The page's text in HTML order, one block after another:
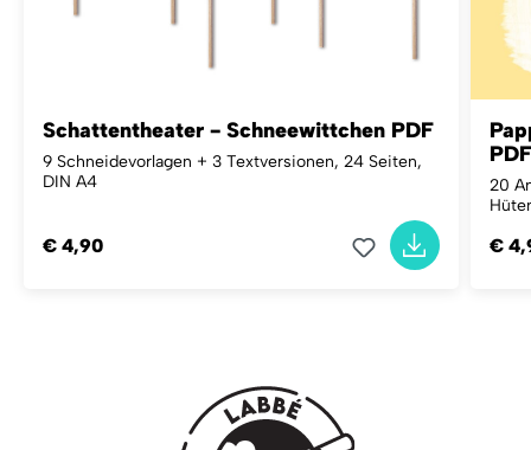
Schattentheater - Schneewittchen PDF
9 Schneidevorlagen + 3 Textversionen, 24 Seiten,
DIN A4
€ 4,90
PDF
20
€